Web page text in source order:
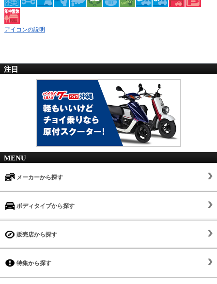
アイコンの説明
注目
MENU
メーカーから探す
ボディタイプから探す
販売店から探す
特集から探す